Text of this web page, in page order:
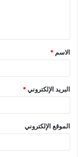
ق
*
الاسم *
البريد الإلكتروني*
الموقع الإلكتروني